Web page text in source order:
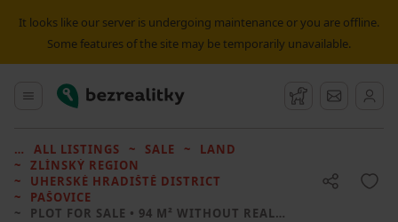
It looks like our server is undergoing maintenance or you are offline.
Some features of the site may be temporarily unavailable.
Main menu
Bezrealitky Watchdog
ALL LISTINGS SALE
LAND
ZLÍNSKÝ REGION
UHERSKÉ HRADIŠTĚ DISTRICT
PAŠOVICE
PLOT FOR SALE • 94 M² WITHOUT REAL ESTATE